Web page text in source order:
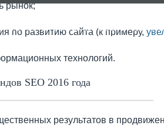
ОТЗЫВЫ НОВОСТИ
рынок;
по развитию сайта (к примеру,
технологий.
SEO 2016 года
результатов в